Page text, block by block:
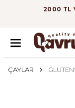
2000 TL
ÇAYLAR